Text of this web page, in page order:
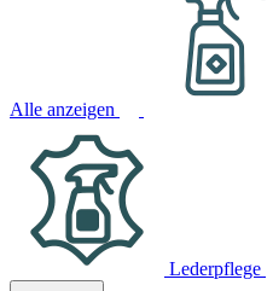
Alle anzeigen
Lederpflege